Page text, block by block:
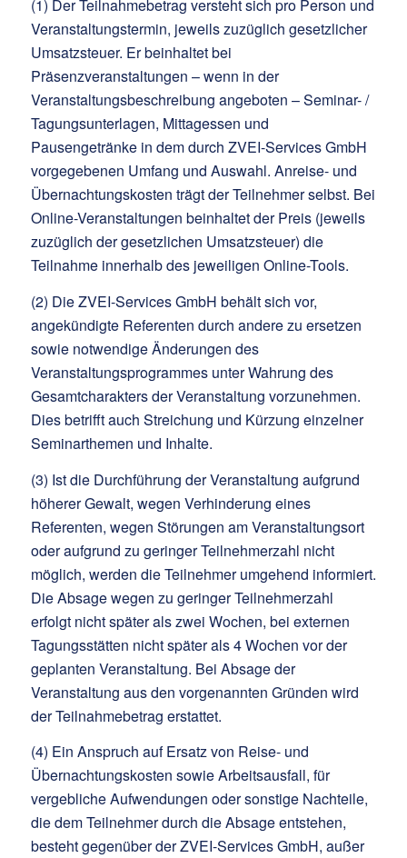
(1) Der Teilnahmebetrag versteht sich pro Person und
Veranstaltungstermin, jeweils zuzüglich gesetzlicher
Umsatzsteuer. Er beinhaltet bei
Präsenzveranstaltungen – wenn in der
Veranstaltungsbeschreibung angeboten – Seminar- /
Tagungsunterlagen, Mittagessen und
Pausengetränke in dem durch ZVEI-Services GmbH
vorgegebenen Umfang und Auswahl. Anreise- und
Übernachtungskosten trägt der Teilnehmer selbst. Bei
Online-Veranstaltungen beinhaltet der Preis (jeweils
zuzüglich der gesetzlichen Umsatzsteuer) die
Teilnahme innerhalb des jeweiligen Online-Tools.
(2) Die ZVEI-Services GmbH behält sich vor,
angekündigte Referenten durch andere zu ersetzen
sowie notwendige Änderungen des
Veranstaltungsprogrammes unter Wahrung des
Gesamtcharakters der Veranstaltung vorzunehmen.
Dies betrifft auch Streichung und Kürzung einzelner
Seminarthemen und Inhalte.
(3) Ist die Durchführung der Veranstaltung aufgrund
höherer Gewalt, wegen Verhinderung eines
Referenten, wegen Störungen am Veranstaltungsort
oder aufgrund zu geringer Teilnehmerzahl nicht
möglich, werden die Teilnehmer umgehend informiert.
Die Absage wegen zu geringer Teilnehmerzahl
erfolgt nicht später als zwei Wochen, bei externen
Tagungsstätten nicht später als 4 Wochen vor der
geplanten Veranstaltung. Bei Absage der
Veranstaltung aus den vorgenannten Gründen wird
der Teilnahmebetrag erstattet.
(4) Ein Anspruch auf Ersatz von Reise- und
Übernachtungskosten sowie Arbeitsausfall, für
vergebliche Aufwendungen oder sonstige Nachteile,
die dem Teilnehmer durch die Absage entstehen,
besteht gegenüber der ZVEI-Services GmbH, außer